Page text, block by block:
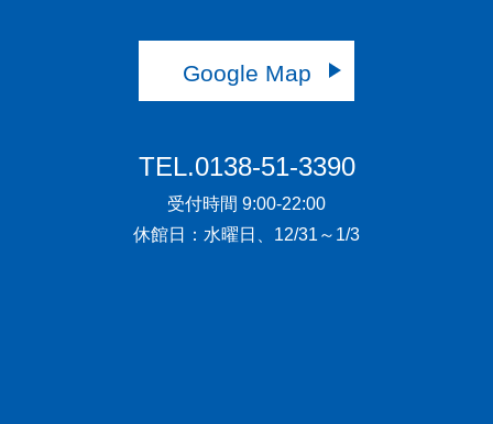
Google Map
TEL.0138-51-3390
受付時間 9:00-22:00
休館日：水曜日、12/31～1/3